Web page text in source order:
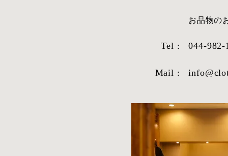
シャツ生地
お品物の
Tel : 044-982-
Mail :